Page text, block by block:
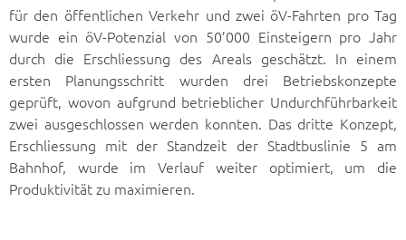
für den öffentlichen Verkehr und zwei öV-Fahrten pro Tag
wurde ein öV-Potenzial von 50’000 Einsteigern pro Jahr
durch die Erschliessung des Areals geschätzt. In einem
ersten Planungsschritt wurden drei Betriebskonzepte
geprüft, wovon aufgrund betrieblicher Undurchführbarkeit
zwei ausgeschlossen werden konnten. Das dritte Konzept,
Erschliessung mit der Standzeit der Stadtbuslinie 5 am
Bahnhof, wurde im Verlauf weiter optimiert, um die
Produktivität zu maximieren.